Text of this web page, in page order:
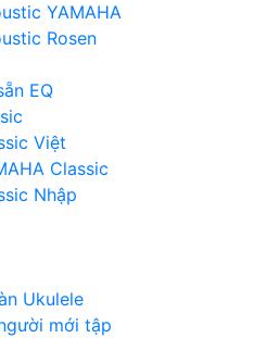
YAMAHA
Rosen
EQ
Việt
Classic
Nhập
Ukulele
mới tập